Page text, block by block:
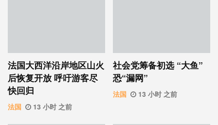
法国大西洋沿岸地区山火
后恢复开放 呼吁游客尽
快回归
法国 13 小时 之前
社会党筹备初选 “大鱼”
恐“漏网”
法国 13 小时 之前